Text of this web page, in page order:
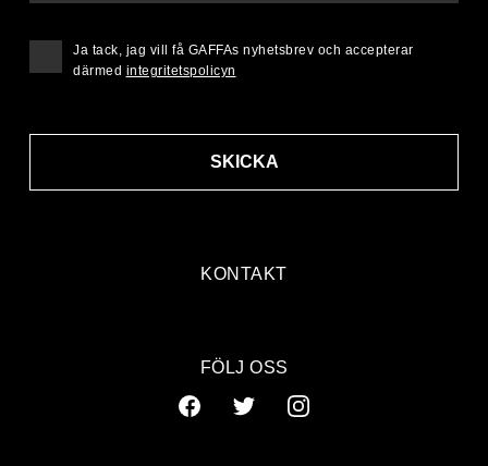
KONTAKT
SKICKA
Ja tack, jag vill få GAFFAs nyhetsbrev och accepterar
därmed integritetspolicyn
FÖLJ OSS